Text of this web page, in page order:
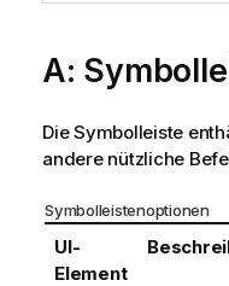
A:
Die Symbolleiste
andere nützliche
Symbolleistenoptionen
UI-
Element